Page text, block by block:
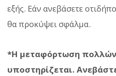
εξής. Εάν ανεβάσετε
θα προκύψει σφάλμα.
*Η μεταφόρτωση πολλών
υποστηρίζεται.